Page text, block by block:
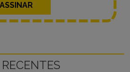
ASSINAR